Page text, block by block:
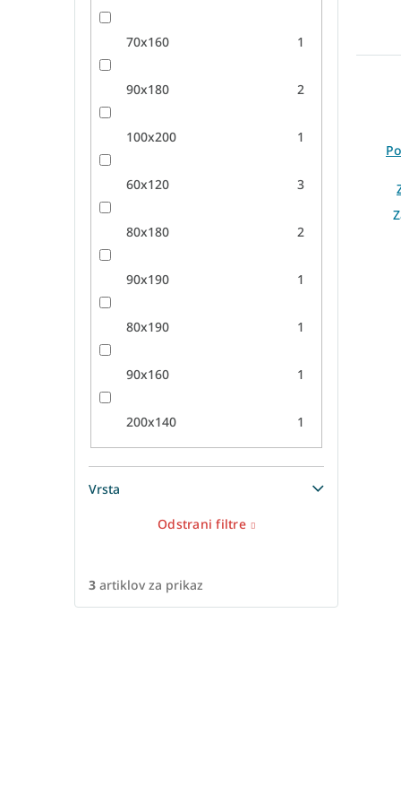
70x160 1
90x180 2
100x200 1
60x120 3
80x180 2
90x190 1
80x190 1
90x160 1
200x140 1
Vrsta
Odstrani filtre
3 artiklov za prikaz